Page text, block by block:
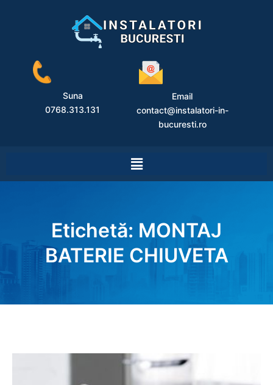
Suna
0768.313.131
Email
contact@instalatori-in-
bucuresti.ro
Etichetă: MONTAJ
BATERIE CHIUVETA